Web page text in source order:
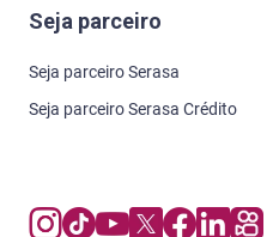
Seja parceiro
Seja parceiro Serasa
Seja parceiro Serasa Crédito